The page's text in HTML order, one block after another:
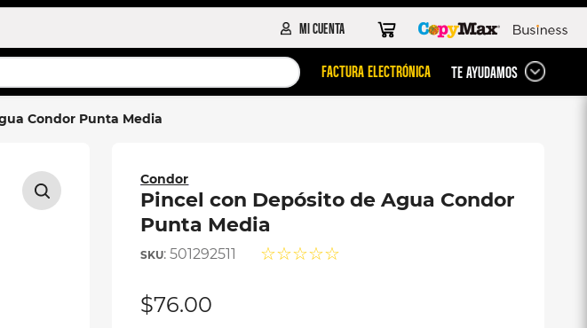
FACTURA ELECTRÓNICA TE AYUDAMOS
Condor Punta Media
Condor
Pincel con Depósito de Agua Condor
Punta Media
:501292511 ☆☆☆☆☆
$76.00